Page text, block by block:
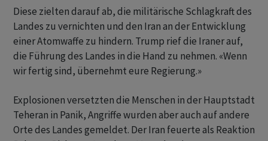
Diese zielten darauf ab, die militärische Schlagkraft des
Landes zu vernichten und den Iran an der Entwicklung
einer Atomwaffe zu hindern. Trump rief die Iraner auf,
die Führung des Landes in die Hand zu nehmen. «Wenn
wir fertig sind, übernehmt eure Regierung.»
Explosionen versetzten die Menschen in der Hauptstadt
Teheran in Panik, Angriffe wurden aber auch auf andere
Orte des Landes gemeldet. Der Iran feuerte als Reaktion